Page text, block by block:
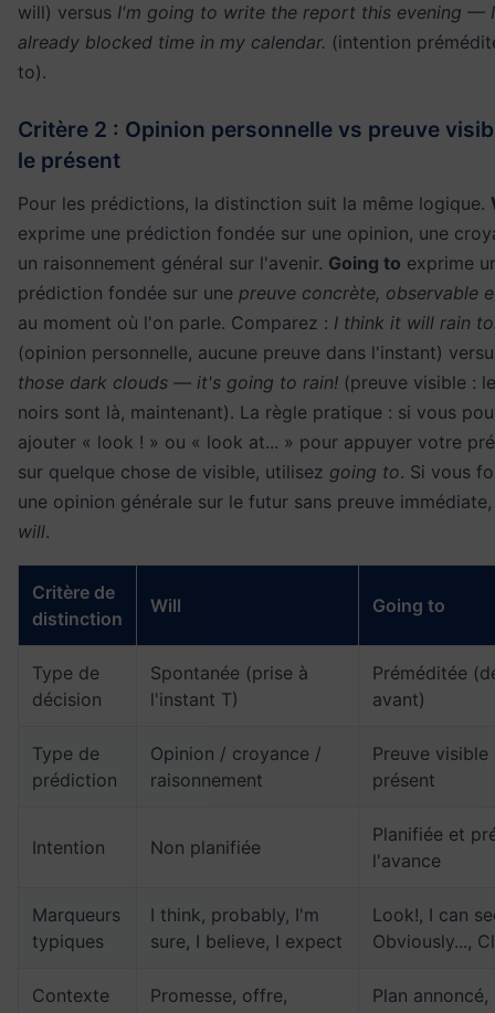
will) versus I'm going to write the report this evening —
already blocked time in my calendar. (intention
to).
Critère 2 : Opinion personnelle vs preuve
le présent
Pour les prédictions, la distinction suit la même logique.
exprime une prédiction fondée sur une opinion, une
un raisonnement général sur l'avenir. Going to exprime
prédiction fondée sur une preuve concrète, observable
au moment où l'on parle. Comparez : I think it will rain
(opinion personnelle, aucune preuve dans l'instant)
those dark clouds — it's going to rain! (preuve visible :
noirs sont là, maintenant). La règle pratique : si vous
ajouter « look ! » ou « look at... » pour appuyer votre
sur quelque chose de visible, utilisez going to. Si vous
une opinion générale sur le futur sans preuve
will.
Critère de
distinction
Will Going to
Type de
décision
Spontanée (prise à
l'instant T)
Préméditée
avant)
Type de
prédiction
Opinion / croyance /
raisonnement
Preuve visible
présent
Intention Non planifiée
Planifiée et
l'avance
Marqueurs
typiques
I think, probably, I'm
sure, I believe, I expect
Look!, I can
Obviously...,
Contexte
Promesse, offre,
Plan